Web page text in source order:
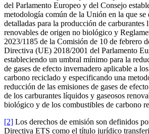
del Parlamento Europeo y del Consejo
metodología común de la Unión en la que se
detalladas para la producción de carburantes
renovables de origen no biológico y
2023/1185 de la Comisión de 10 de febrero
Directiva (UE) 2018/2001 del Parlamento
estableciendo un umbral mínimo para la
de gases de efecto invernadero aplicable a
carbono reciclado y especificando una
reducción de las emisiones de gases de
de los carburantes líquidos y gaseosos
biológico y de los combustibles de carbono
[2] Los derechos de emisión son definidos
Directiva ETS como el título jurídico